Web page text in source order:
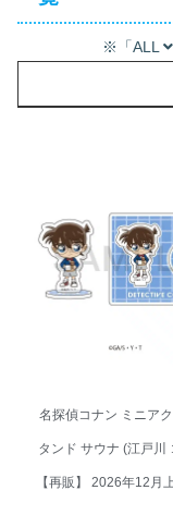
※「ALL
名探偵コナン ミニアク
ンド サウナ (江戸川 コ
販】 2026年12月上
名探偵コナン ミニア
タンド サウナ (江戸川
【再販】 2026年12月